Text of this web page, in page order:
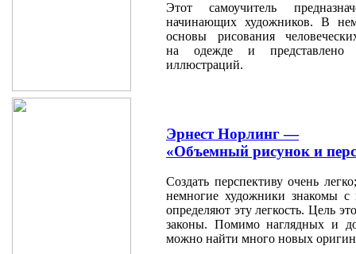
Этот самоучитель
начинающих художников. В
основы рисования
на одежде и представлено
иллюстраций.
Эрнест Норлинг —
«Объемный рисунок и
Создать перспективу очень
немногие художники знакомы с
определяют эту легкость. Цель
законы. Помимо наглядных и
можно найти много новых